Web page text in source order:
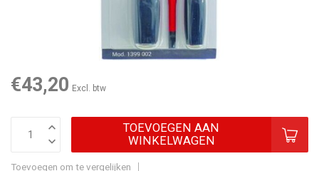
€43,20 Excl. btw
TOEVOEGEN AAN
WINKELWAGEN
Toevoegen om te vergelijken